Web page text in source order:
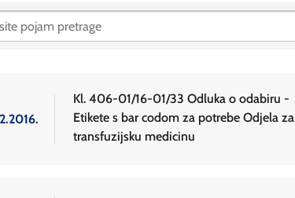
Kl. 406-01/16-01/33 Odluka o odabiru -
Etikete s bar codom za potrebe Odjela za
transfuzijsku medicinu